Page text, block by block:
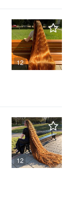
12
12